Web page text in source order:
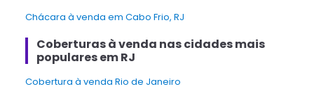
Chácara à venda em Cabo Frio, RJ
Coberturas à venda nas cidades mais
populares em RJ
Cobertura à venda Rio de Janeiro